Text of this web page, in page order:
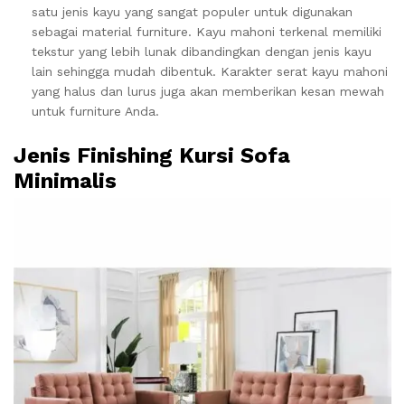
satu jenis kayu yang sangat populer untuk digunakan
sebagai material furniture. Kayu mahoni terkenal memiliki
tekstur yang lebih lunak dibandingkan dengan jenis kayu
lain sehingga mudah dibentuk. Karakter serat kayu mahoni
yang halus dan lurus juga akan memberikan kesan mewah
untuk furniture Anda.
Jenis Finishing Kursi Sofa
Minimalis